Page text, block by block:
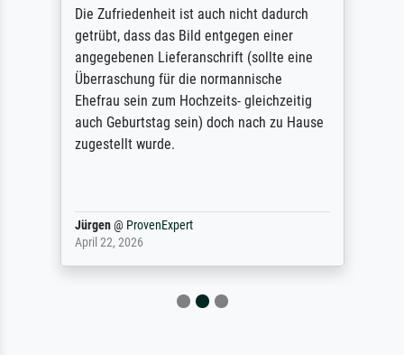
Die Zufriedenheit ist auch nicht dadurch
getrübt, dass das Bild entgegen einer
angegebenen Lieferanschrift (sollte eine
Überraschung für die normannische
Ehefrau sein zum Hochzeits- gleichzeitig
auch Geburtstag sein) doch nach zu Hause
zugestellt wurde.
Jürgen@ ProvenExpert
April 22, 2026